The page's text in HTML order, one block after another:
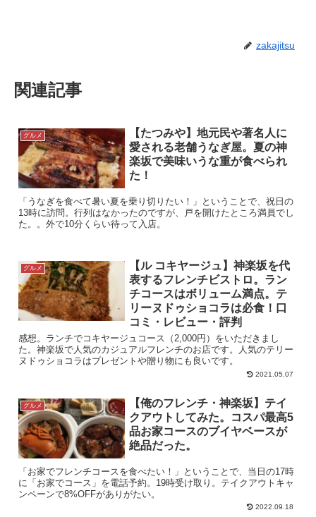
zakajitsu
関連記事
グルメ
【たつみや】地元民や著名人に
愛される老舗うなぎ屋。夏の神
楽坂で美味いうな重が食べられ
た！
「うなぎを食べて暑い夏を乗り切りたい！」ということで、祝日の
13時に訪問。行列はなかったのですが、戸を開けたところ満員でし
た。。外で10分くらい待って入店。
グルメ
【ル コキヤージュ】神楽坂を代
表するフレンチビストロ。ラン
チコースはボリューム満点。テ
リーヌドゥショコラは必食！口
コミ・レビュー・評判
感想。ランチでコキヤージュコース（2,000円）をいただきまし
た。神楽坂で人気のカジュアルフレンチのお店です。人気のテリー
ヌドゥショコラはプレゼントや贈り物にも良いです。
2021.05.07
グルメ
【俺のフレンチ・神楽坂】テイ
クアウトしてみた。コスパ最高5
品お家コースのブイヤベースが
絶品だった。
「お家でフレンチコースを食べたい！」ということで、当日の17時
に「お家でコース」を電話予約。19時受け取り。テイクアウトキャ
ンペーンで8%OFFがありがたい。
2022.09.18